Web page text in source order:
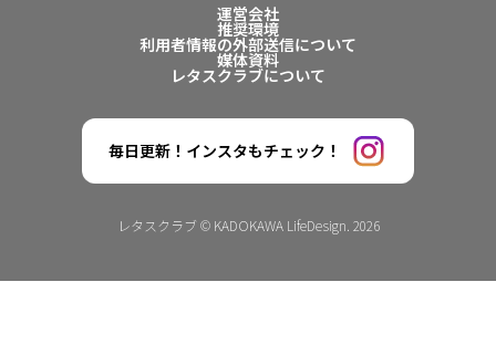
運営会社
推奨環境
利用者情報の外部送信について
媒体資料
レタスクラブについて
毎日更新！インスタもチェック！
レタスクラブ © KADOKAWA LifeDesign. 2026